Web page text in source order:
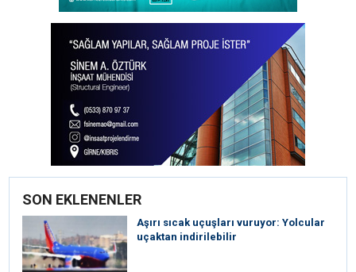
SON EKLENENLER
Aşırı sıcak uçuşları vuruyor: Yolcular
uçaktan indirilebilir